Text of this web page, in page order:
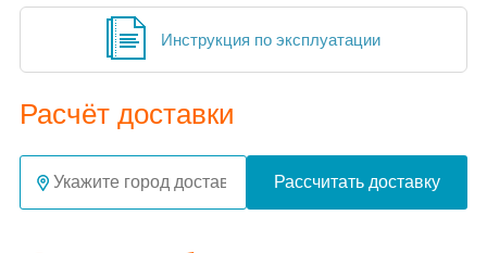
Инструкция по эксплуатации
Расчёт доставки
Рассчитать доставку